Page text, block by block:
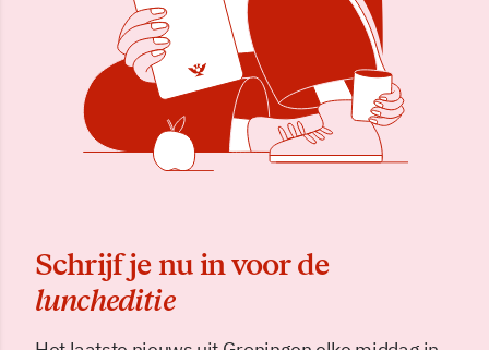
Schrijf je nu in voor de
luncheditie